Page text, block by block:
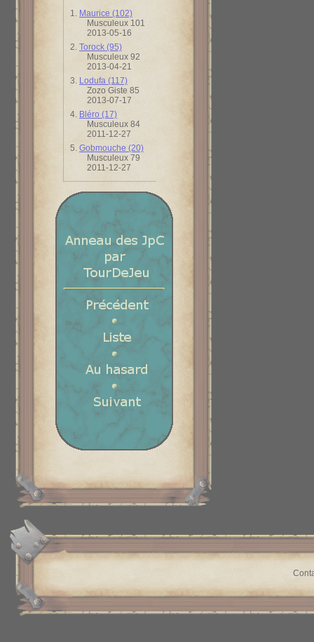
1. Maurice (102)
Musculeux 101
2013-05-16
2. Torock (95)
Musculeux 92
2013-04-21
3. Lodufa (117)
Zozo Giste 85
2013-07-17
4. Bléro (17)
Musculeux 84
2011-12-27
5. Gobmouche (20)
Musculeux 79
2011-12-27